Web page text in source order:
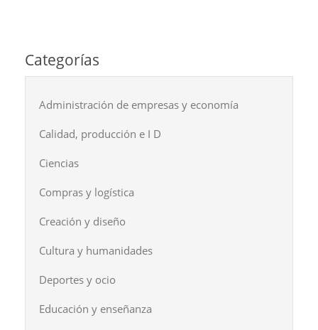
Categorías
Administración de empresas y economía
Calidad, producción e I D
Ciencias
Compras y logística
Creación y diseño
Cultura y humanidades
Deportes y ocio
Educación y enseñanza